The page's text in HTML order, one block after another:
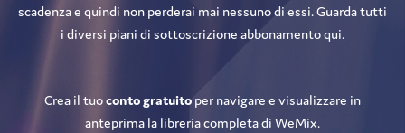
scadenza e quindi non perderai mai nessuno di essi. Guarda tutti
i diversi piani di sottoscrizione abbonamento qui.
Crea il tuoconto gratuito per navigare e visualizzare in
anteprima la libreria completa di WeMix.